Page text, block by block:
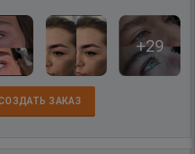
+29
ЗАКАЗ